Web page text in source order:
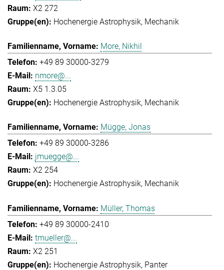
X2 272
Hochenergie Astrophysik Mechanik
More, Nikhil
+49 89 30000-3279
nmore@...
X5 1.3.05
Hochenergie Astrophysik Mechanik
Mügge, Jonas
+49 89 30000-3286
jmuegge@...
X2 254
Hochenergie Astrophysik Mechanik
Müller, Thomas
+49 89 30000-2410
tmueller@...
X2 251
Hochenergie Astrophysik Panter